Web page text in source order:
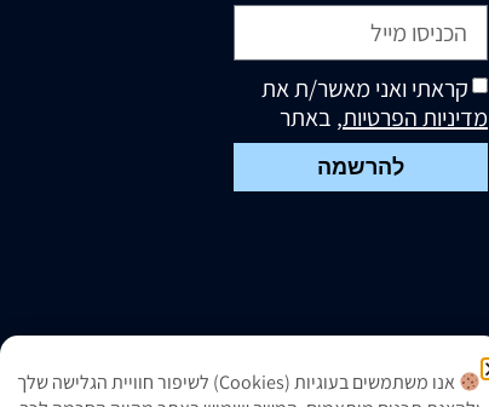
קראתי ואני מאשר/ת את
מדיניות הפרטיות, באתר
להרשמה
אנו משתמשים בעוגיות (Cookies) לשיפור חוויית הגלישה שלך